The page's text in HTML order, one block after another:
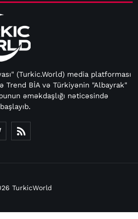
(Turkic.World) media platforması
Trend BİA və Türkiyənin "Albayrak"
əməkdaşlığı nəticəsində
TurkicWorld